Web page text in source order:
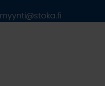
myynti@stoka.fi